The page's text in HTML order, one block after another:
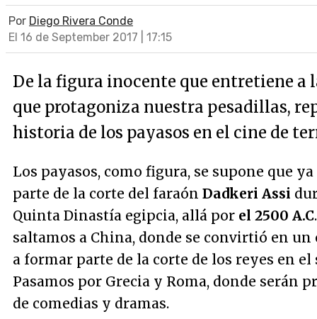
Por Diego Rivera Conde
El 16 de September 2017 | 17:15
De la figura inocente que entretiene a
que protagoniza nuestra pesadillas,
historia de los payasos en el cine de
Los payasos, como figura, se supone que
parte de la corte del faraón Dadkeri Assi
Quinta Dinastía egipcia, allá por el 2500 A.C
saltamos a China, donde se convirtió en un
a formar parte de la corte de los reyes en el
Pasamos por Grecia y Roma, donde serán
de comedias y dramas.